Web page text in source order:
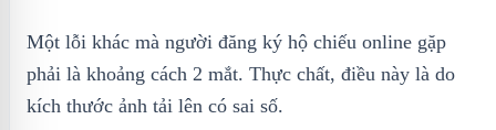
Một lỗi khác mà người đăng ký hộ chiếu online gặp
phải là khoảng cách 2 mắt. Thực chất, điều này là do
kích thước ảnh tải lên có sai số.